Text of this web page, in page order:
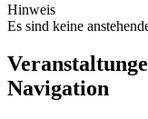
Hinweis
Es sind keine
Navigation